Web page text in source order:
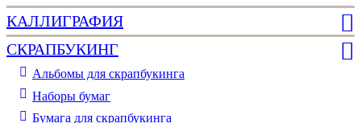
КАЛЛИГРАФИЯ
СКРАПБУКИНГ
Альбомы для скрапбукинга
Наборы бумаг
Бумага для скрапбукинга